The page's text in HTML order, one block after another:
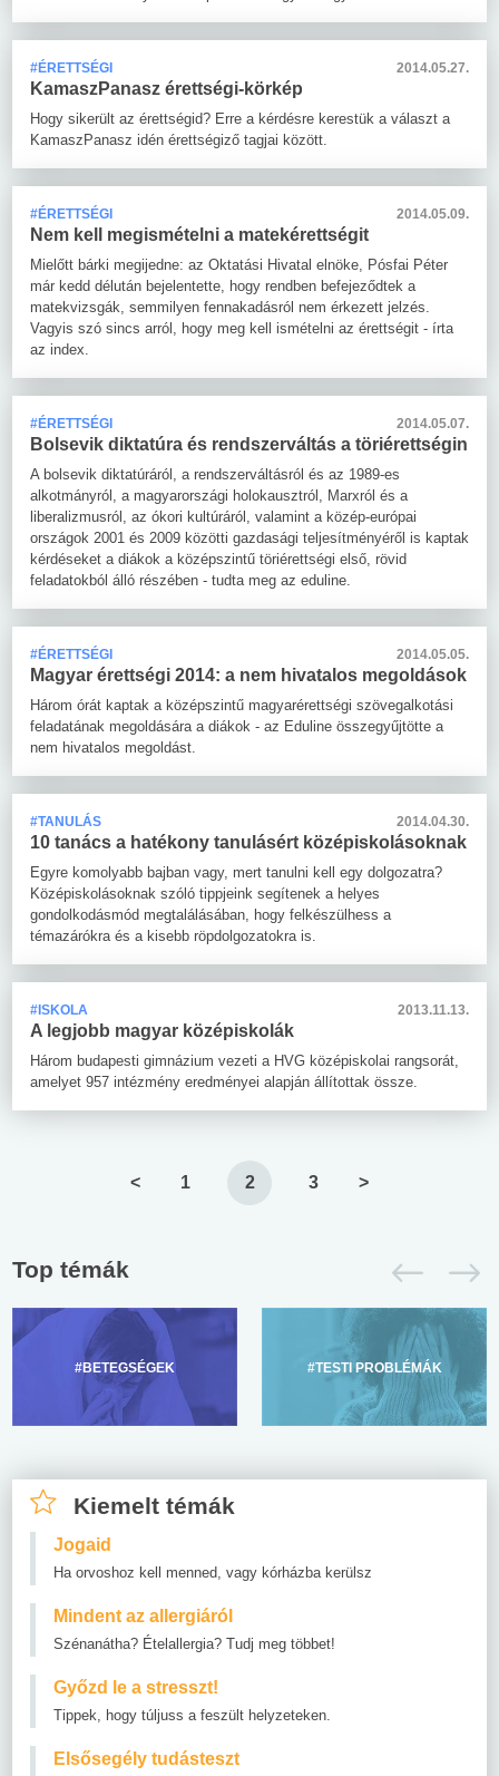
#ÉRETTSÉGI 2014.05.27.
KamaszPanasz érettségi-körkép
Hogy sikerült az érettségid? Erre a kérdésre kerestük a választ a
KamaszPanasz idén érettségiző tagjai között.
#ÉRETTSÉGI 2014.05.09.
Nem kell megismételni a matekérettségit
Mielőtt bárki megijedne: az Oktatási Hivatal elnöke, Pósfai Péter
már kedd délután bejelentette, hogy rendben befejeződtek a
matekvizsgák, semmilyen fennakadásról nem érkezett jelzés.
Vagyis szó sincs arról, hogy meg kell ismételni az érettségit - írta
az index.
#ÉRETTSÉGI 2014.05.07.
Bolsevik diktatúra és rendszerváltás a töriérettségin
A bolsevik diktatúráról, a rendszerváltásról és az 1989-es
alkotmányról, a magyarországi holokausztról, Marxról és a
liberalizmusról, az ókori kultúráról, valamint a közép-európai
országok 2001 és 2009 közötti gazdasági teljesítményéről is kaptak
kérdéseket a diákok a középszintű töriérettségi első, rövid
feladatokból álló részében - tudta meg az eduline.
#ÉRETTSÉGI 2014.05.05.
Magyar érettségi 2014: a nem hivatalos megoldások
Három órát kaptak a középszintű magyarérettségi szövegalkotási
feladatának megoldására a diákok - az Eduline összegyűjtötte a
nem hivatalos megoldást.
#TANULÁS 2014.04.30.
10 tanács a hatékony tanulásért középiskolásoknak
Egyre komolyabb bajban vagy, mert tanulni kell egy dolgozatra?
Középiskolásoknak szóló tippjeink segítenek a helyes
gondolkodásmód megtalálásában, hogy felkészülhess a
témazárókra és a kisebb röpdolgozatokra is.
#ISKOLA 2013.11.13.
A legjobb magyar középiskolák
Három budapesti gimnázium vezeti a HVG középiskolai rangsorát,
amelyet 957 intézmény eredményei alapján állítottak össze.
< 1 2 3 >
Top témák
#BETEGSÉGEK #TESTI PROBLÉMÁK
Kiemelt témák
Jogaid
Ha orvoshoz kell menned, vagy kórházba kerülsz
Mindent az allergiáról
Szénanátha? Ételallergia? Tudj meg többet!
Győzd le a stresszt!
Tippek, hogy túljuss a feszült helyzeteken.
Elsősegély tudásteszt